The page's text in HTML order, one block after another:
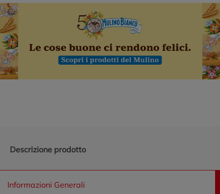
Descrizione prodotto
Informazioni Generali